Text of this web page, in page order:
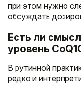
при этом нужно
обсуждать
Есть ли
уровень
В рутинной
редко и